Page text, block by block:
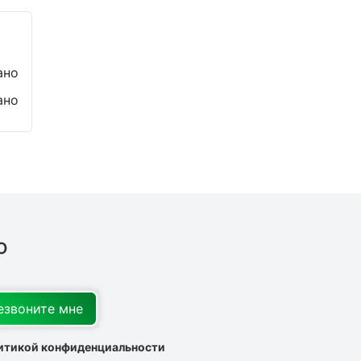
конфиденциальности